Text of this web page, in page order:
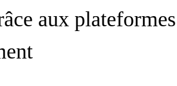
aux plateformes